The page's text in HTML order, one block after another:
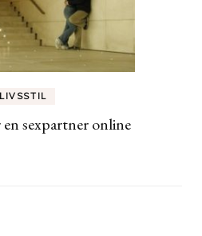
LIVSSTIL
sexpartner online